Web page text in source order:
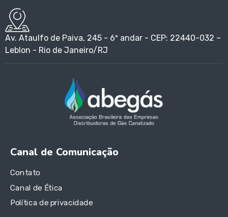
Av. Ataulfo de Paiva, 245 - 6º andar - CEP: 22440-032 –
Leblon - Rio de Janeiro/RJ
Canal de Comunicação
Contato
Canal de Ética
Política de privacidade